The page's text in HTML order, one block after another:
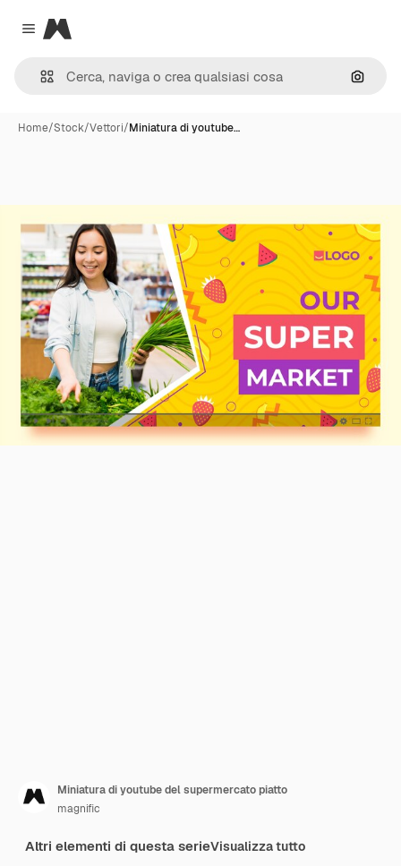
Close menu
Magnific
Cerca
Home/Stock/Vettori/Miniatura di youtube…
Miniatura di youtube del supermercato piatto
magnific
Altri elementi di questa serieVisualizza tutto